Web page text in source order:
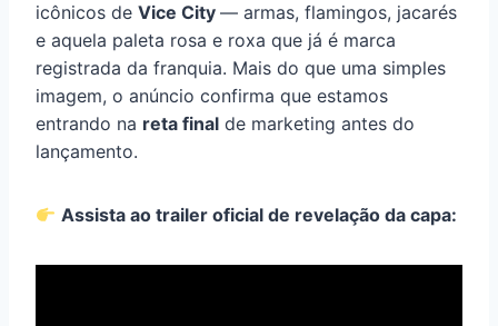
icônicos de Vice City — armas, flamingos, jacarés
e aquela paleta rosa e roxa que já é marca
registrada da franquia. Mais do que uma simples
imagem, o anúncio confirma que estamos
entrando na reta final de marketing antes do
lançamento.
Assista ao trailer oficial de revelação da capa: